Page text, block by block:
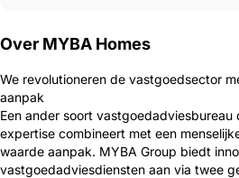
Over MYBA Homes
We revolutioneren de vastgoedsector
aanpak
Een ander soort vastgoedadviesbureau
expertise combineert met een
waarde aanpak. MYBA Group biedt
vastgoedadviesdiensten aan via twee